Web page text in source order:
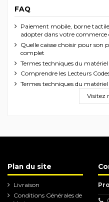
FAQ
Paiement mobile, borne
adopter dans votre commerce
Quelle caisse choisir pour son
complet
Termes techniques du matériel
Comprendre les Lecteurs
Termes techniques du matériel
Visitez
Plan du site
Livraison
Conditions Générales de